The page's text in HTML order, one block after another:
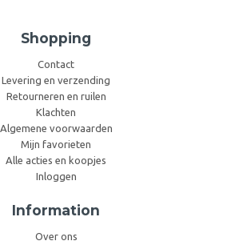
Shopping
Contact
Levering en verzending
Retourneren en ruilen
Klachten
Algemene voorwaarden
Mijn favorieten
Alle acties en koopjes
Inloggen
Information
Over ons